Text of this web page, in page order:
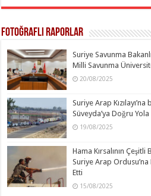
Fotoğraflı Raporlar
Suriye Savunma
Milli Savunma
20/08/2025
Suriye Arap
Süveyda’ya Doğru Yola
19/08/2025
Hama Kırsalının
Suriye Arap
Etti
15/08/2025